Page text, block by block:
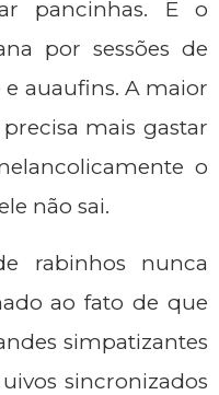
pancinhas. E o
por sessões de
e auaufins. A maior
mais gastar
o
não sai.
rabinhos nunca
ao fato de que
simpatizantes
sincronizados